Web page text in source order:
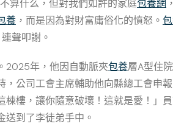
算什么，但對我們如許的家庭包養網
養 ，而是因為對財富庸俗化的憤怒。
聲叩謝。
2025年，他因自動脈夾包養層A型住
，公司工會主席輔助他向縣總工會申
棟樓，讓你隨意破壞！這就是愛！」
送到了李徒弟手中。